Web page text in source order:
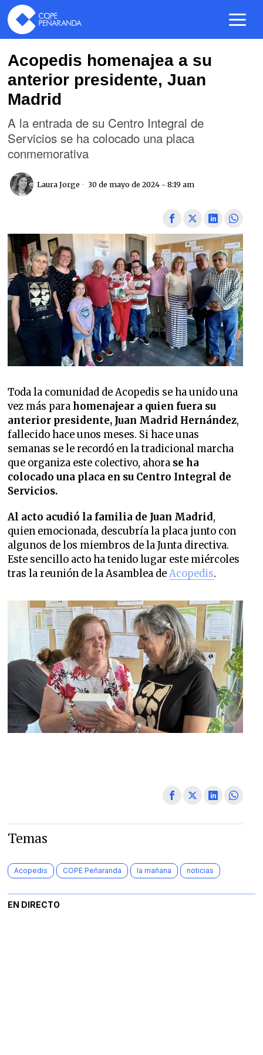
Acopedis homenajea a su
anterior presidente, Juan
Madrid
A la entrada de su Centro Integral de
Servicios se ha colocado una placa
conmemorativa
Laura Jorge 30 de mayo de 2024 - 8:19 am
Toda la comunidad de Acopedis se ha unido una
vez más para homenajear a quien fuera su
anterior presidente, Juan Madrid Hernández,
fallecido hace unos meses. Si hace unas
semanas se le recordó en la tradicional marcha
que organiza este colectivo, ahora se ha
colocado una placa en su Centro Integral de
Servicios.
Al acto acudió la familia de Juan Madrid,
quien emocionada, descubría la placa junto con
algunos de los miembros de la Junta directiva.
Este sencillo acto ha tenido lugar este miércoles
tras la reunión de la Asamblea deAcopedis.
Temas
Acopedis COPE Peñaranda la mañana noticias
EN DIRECTO